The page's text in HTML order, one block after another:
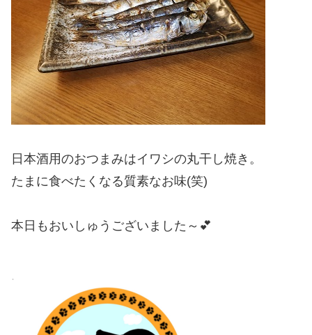
日本酒用のおつまみはイワシの丸干し焼き。
たまに食べたくなる質素なお味(笑)
本日もおいしゅうございました～💕